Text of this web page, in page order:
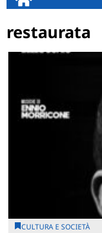
restaurata
CULTURA E SOCIETÀ